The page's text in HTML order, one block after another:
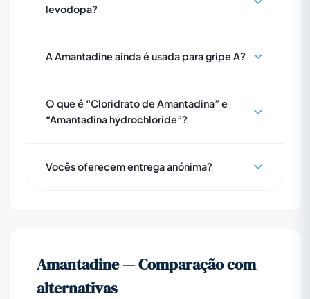
levodopa?
A Amantadine ainda é usada para gripe A?
O que é “Cloridrato de Amantadina” e
“Amantadina hydrochloride”?
Vocês oferecem entrega anónima?
Amantadine — Comparação com
alternativas